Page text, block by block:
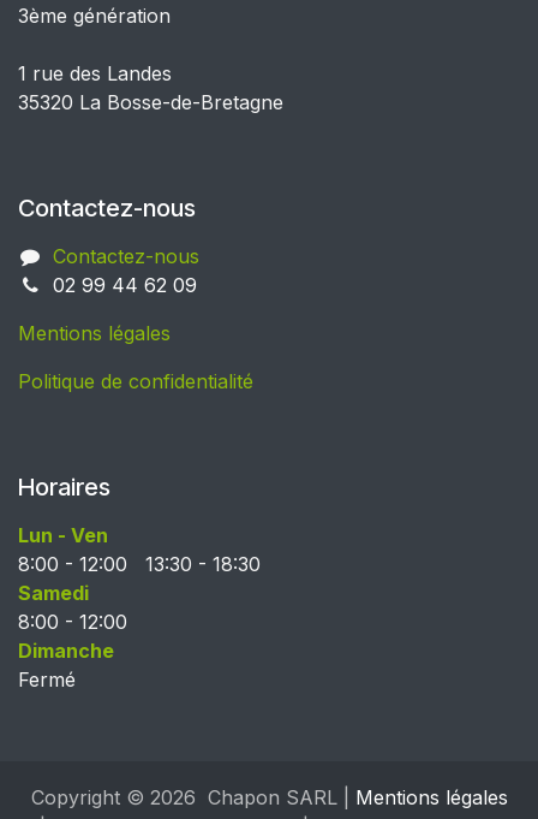
3ème génération
1 rue des Landes
35320 La Bosse-de-Bretagne
Contactez-nous
Contactez-nous
02 99 44 62 09
Mentions légales
Politique de confidentialité
Horaires
Lun - Ven
8:00 - 12:00 13:30 - 18:30
Samedi
8:00 - 12:00
Dimanche
Fermé
Copyright © 2026 Chapon SARL | Mentions légales